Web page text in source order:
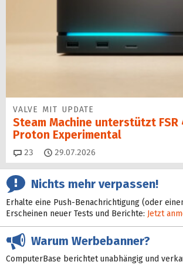
VALVE MIT UPDATE
Steam Machine unterstützt FSR
Proton Experimental
23 Kommentare
29.07.2026
Nichts mehr verpassen!
Erhalte eine Push-Benachrichtigung (oder
Erscheinen neuer Tests und Berichte: Jetzt
Warum Werbebanner?
ComputerBase berichtet unabhängig und